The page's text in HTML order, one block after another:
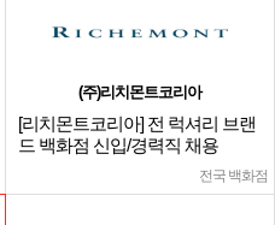
(주)리치몬트코리아
[리치몬트코리아] 전 럭셔리 브랜
드 백화점 신입/경력직 채용
전국 백화점